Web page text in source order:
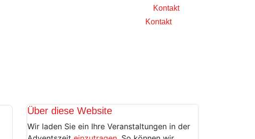
Kontakt
Kontakt
Über diese Website
Wir laden Sie ein Ihre Veranstaltungen in der